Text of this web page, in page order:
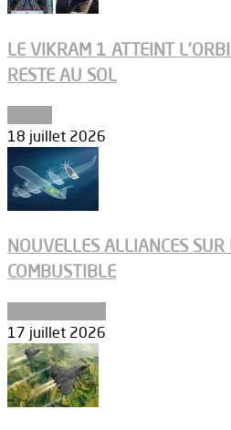
LE VIKRAM 1 ATTEINT
RESTE AU SOL
18 juillet 2026
NOUVELLES ALLIANCES SUR
COMBUSTIBLE
17 juillet 2026